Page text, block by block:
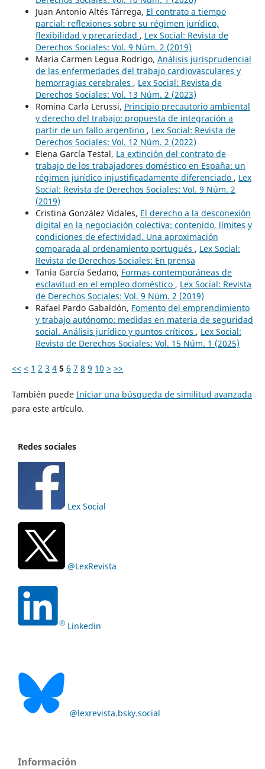
Juan Antonio Altés Tárrega, El contrato a tiempo
parcial: reflexiones sobre su régimen jurídico,
flexibilidad y precariedad , Lex Social: Revista de
Derechos Sociales: Vol. 9 Núm. 2 (2019)
Maria Carmen Legua Rodrigo, Análisis jurisprudencial
de las enfermedades del trabajo cardiovasculares y
hemorragias cerebrales , Lex Social: Revista de
Derechos Sociales: Vol. 13 Núm. 2 (2023)
Romina Carla Lerussi, Principio precautorio ambiental
y derecho del trabajo: propuesta de integración a
partir de un fallo argentino , Lex Social: Revista de
Derechos Sociales: Vol. 12 Núm. 2 (2022)
Elena García Testal, La extinción del contrato de
trabajo de los trabajadores doméstico en España: un
régimen jurídico injustificadamente diferenciado , Lex
Social: Revista de Derechos Sociales: Vol. 9 Núm. 2
(2019)
Cristina González Vidales, El derecho a la desconexión
digital en la negociación colectiva: contenido, límites y
condiciones de efectividad. Una aproximación
comparada al ordenamiento portugués , Lex Social:
Revista de Derechos Sociales: En prensa
Tania García Sedano, Formas contemporáneas de
esclavitud en el empleo doméstico , Lex Social: Revista
de Derechos Sociales: Vol. 9 Núm. 2 (2019)
Rafael Pardo Gabaldón, Fomento del emprendimiento
y trabajo autónomo: medidas en materia de seguridad
social. Análisis jurídico y puntos críticos , Lex Social:
Revista de Derechos Sociales: Vol. 15 Núm. 1 (2025)
<< < 1 2 3 4 5 6 7 8 9 10 > >>
También puede Iniciar una búsqueda de similitud avanzada
para este artículo.
Redes sociales
Lex Social
@LexRevista
Linkedin
@lexrevista.bsky.social
Información